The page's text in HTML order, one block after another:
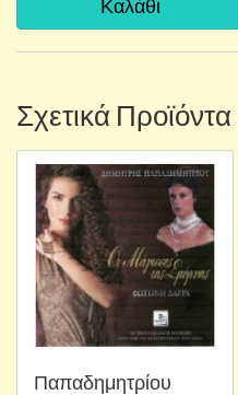
Καλάθι
Σχετικά Προϊόντα
Παπαδημητρίου